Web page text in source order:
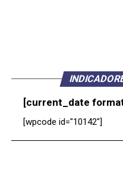
[current_date
[wpcode id="10142"]